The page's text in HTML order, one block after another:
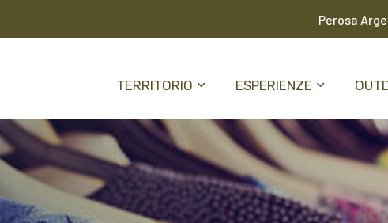
Perosa
TERRITORIO ESPERIENZE